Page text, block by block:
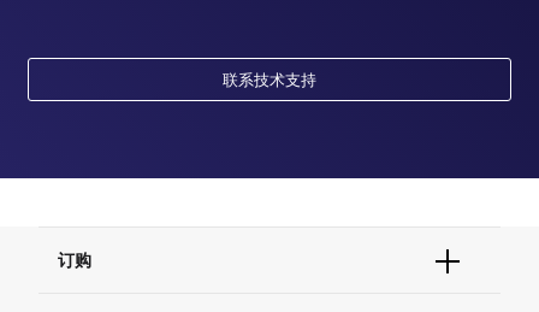
联系技术支持
订购